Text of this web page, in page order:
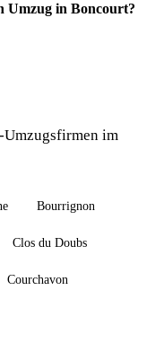
Umzug in Boncourt?
Umzugsfirmen im
Bourrignon
Clos du Doubs
Courchavon